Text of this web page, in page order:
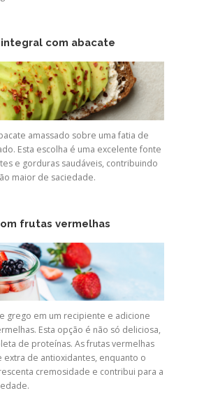
com abacate
amassado sobre uma fatia de
Esta escolha é uma excelente fonte
e gorduras saudáveis, contribuindo
maior de saciedade.
frutas vermelhas
grego em um recipiente e adicione
Esta opção é não só deliciosa,
de proteínas. As frutas vermelhas
extra de antioxidantes, enquanto o
cremosidade e contribui para a